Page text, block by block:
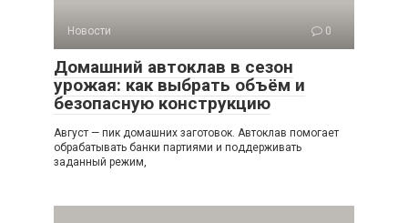
Новости 0
Домашний автоклав в сезон
урожая: как выбрать объём и
безопасную конструкцию
Август — пик домашних заготовок. Автоклав помогает
обрабатывать банки партиями и поддерживать
заданный режим,